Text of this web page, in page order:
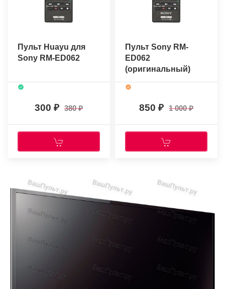
Пульт Huayu для
Sony RM-ED062
300 380
Пульт Sony RM-
ED062
(оригинальный)
850 1 000